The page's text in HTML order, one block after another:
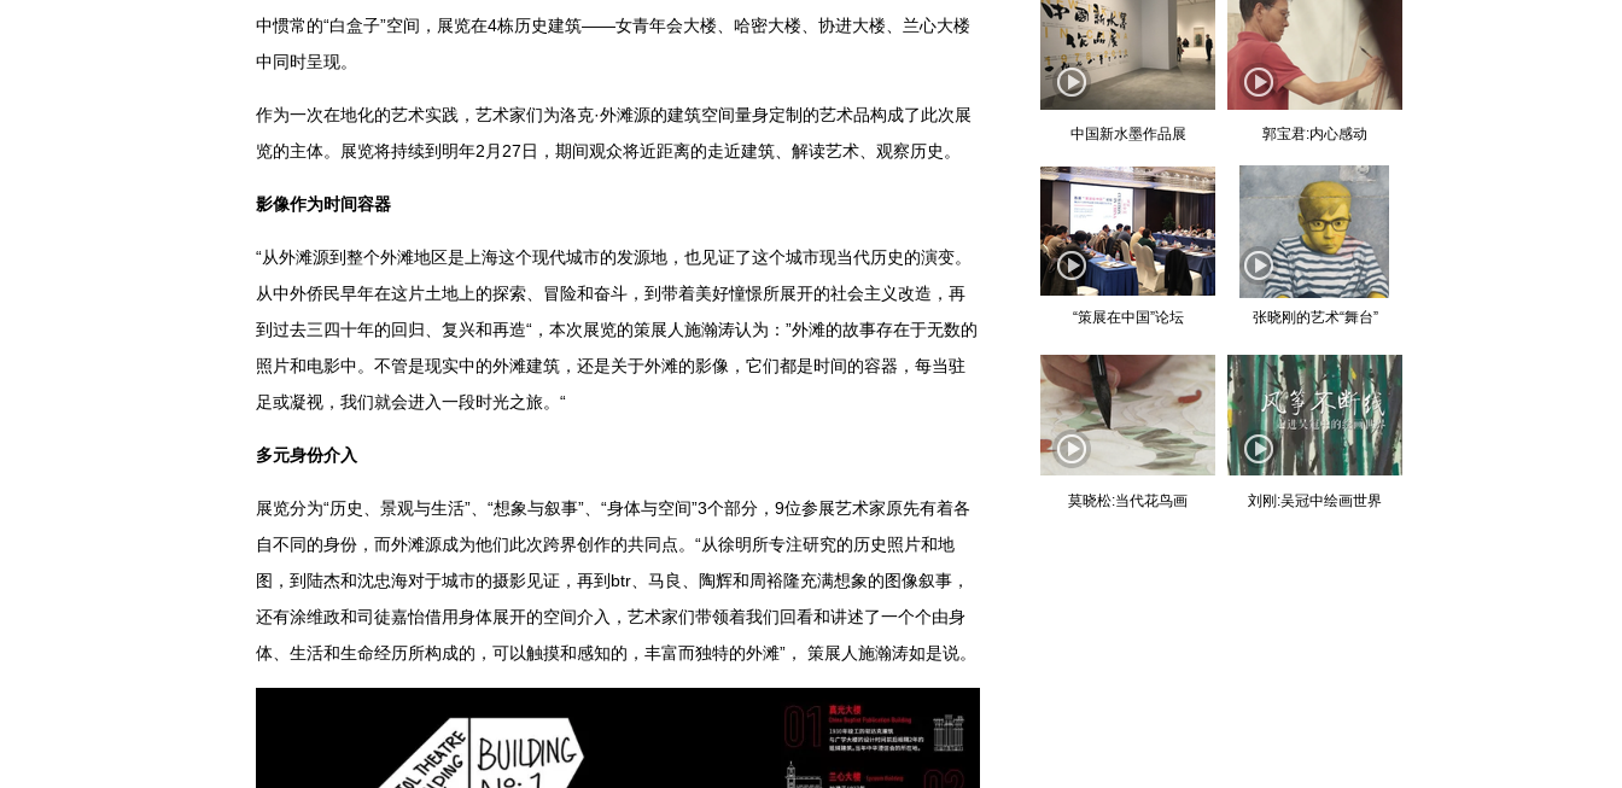
中惯常的“白盒子”空间，展览在4栋历史建筑——女青年会大楼、哈密大楼、协进大楼、兰心大楼
中同时呈现。
作为一次在地化的艺术实践，艺术家们为洛克·外滩源的建筑空间量身定制的艺术品构成了此次展
览的主体。展览将持续到明年2月27日，期间观众将近距离的走近建筑、解读艺术、观察历史。
影像作为时间容器
“从外滩源到整个外滩地区是上海这个现代城市的发源地，也见证了这个城市现当代历史的演变。
从中外侨民早年在这片土地上的探索、冒险和奋斗，到带着美好憧憬所展开的社会主义改造，再
到过去三四十年的回归、复兴和再造“，本次展览的策展人施瀚涛认为：”外滩的故事存在于无数的
照片和电影中。不管是现实中的外滩建筑，还是关于外滩的影像，它们都是时间的容器，每当驻
足或凝视，我们就会进入一段时光之旅。“
多元身份介入
展览分为“历史、景观与生活”、“想象与叙事”、“身体与空间”3个部分，9位参展艺术家原先有着各
自不同的身份，而外滩源成为他们此次跨界创作的共同点。“从徐明所专注研究的历史照片和地
图，到陆杰和沈忠海对于城市的摄影见证，再到btr、马良、陶辉和周裕隆充满想象的图像叙事，
还有涂维政和司徒嘉怡借用身体展开的空间介入，艺术家们带领着我们回看和讲述了一个个由身
体、生活和生命经历所构成的，可以触摸和感知的，丰富而独特的外滩”， 策展人施瀚涛如是说。
中国新水墨作品展 郭宝君:内心感动
“策展在中国”论坛 张晓刚的艺术“舞台”
莫晓松:当代花鸟画 刘刚:吴冠中绘画世界